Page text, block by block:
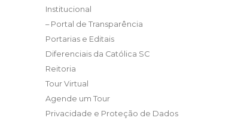
Institucional
– Portal de Transparência
Portarias e Editais
Diferenciais da Católica SC
Reitoria
Tour Virtual
Agende um Tour
Privacidade e Proteção de Dados